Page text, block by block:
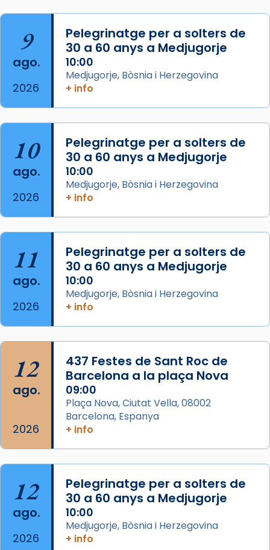
L’arquebisbe de Barcelona, el cardenal Joan
Josep Omella, ha presidit la missa i l’ha
concelebrat el bisbe auxiliar de Barcelona,
Mons. David Abadías.
📸 Dr. G. Simón
Foto
Arquebisbat de Barcelona
2 weeks ago
Memòria de les santes Juliana i
Acompanyant la història de sant Cugat, a
partir de l’Edat Mitjana sorgeix la tradició
que les santes Juliana (“relatiu a Júlia”) i
Semproniana (“relatiu a Semprònia =
eterna”) són deixebles seves. I l’any 1667, el
frare Joan Gaspar Roig, afirma en una obra
que les santes són filles de l’antiga Iluro.
Mataró en reivindicarà les relíq
Foto
View on Facebook · Share
9
ago.
2026
Pelegrinatge per a solters de
30 a 60 anys a Medjugorje
10:00
Medjugorje, Bòsnia i Herzegovina
+ info
10
ago.
2026
Pelegrinatge per a solters de
30 a 60 anys a Medjugorje
10:00
Medjugorje, Bòsnia i Herzegovina
+ info
11
ago.
2026
Pelegrinatge per a solters de
30 a 60 anys a Medjugorje
10:00
Medjugorje, Bòsnia i Herzegovina
+ info
12
ago.
2026
437 Festes de Sant Roc de
Barcelona a la plaça Nova
09:00
Plaça Nova, Ciutat Vella, 08002
Barcelona, Espanya
+ info
12
ago.
2026
Pelegrinatge per a solters de
30 a 60 anys a Medjugorje
10:00
Medjugorje, Bòsnia i Herzegovina
+ info